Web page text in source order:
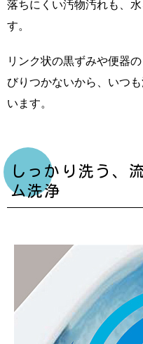
落ちにくい汚物汚れも、
す。
リンク状の黒ずみや便器
びりつかないから、いつ
います。
しっかり洗う、
ム洗浄